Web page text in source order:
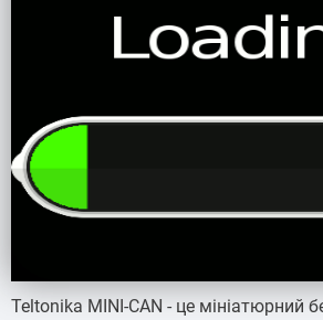
Teltonika MINI-CAN - це мініатюрний